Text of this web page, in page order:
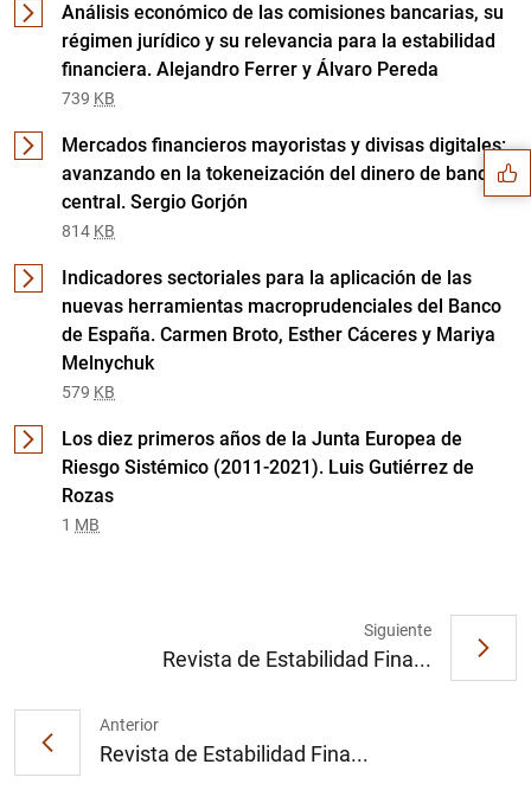
Análisis económico de las comisiones bancarias, su
régimen jurídico y su relevancia para la estabilidad
financiera. Alejandro Ferrer y Álvaro Pereda
739 KB
Mercados financieros mayoristas y divisas digitales:
avanzando en la tokeneización del dinero de banco
central. Sergio Gorjón
814 KB
Indicadores sectoriales para la aplicación de las
nuevas herramientas macroprudenciales del Banco
de España. Carmen Broto, Esther Cáceres y Mariya
Melnychuk
579 KB
Los diez primeros años de la Junta Europea de
Riesgo Sistémico (2011-2021). Luis Gutiérrez de
Rozas
1 MB
Anterior
Revista de Estabilidad Fina...
Siguiente
Revista de Estabilidad Fina...
Sugerencias